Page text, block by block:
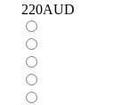
220AUD